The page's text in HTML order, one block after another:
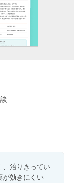
、治りきってい
が効きにくい